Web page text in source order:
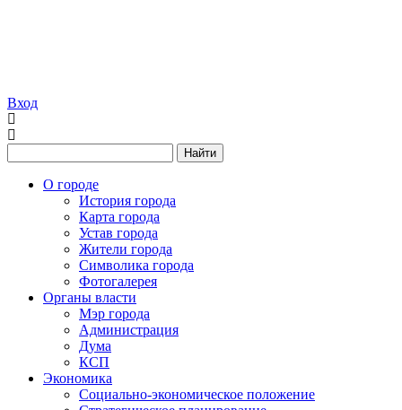
Вход
Найти
О городе
История города
Карта города
Устав города
Жители города
Символика города
Фотогалерея
Органы власти
Мэр города
Администрация
Дума
КСП
Экономика
Социально-экономическое положение